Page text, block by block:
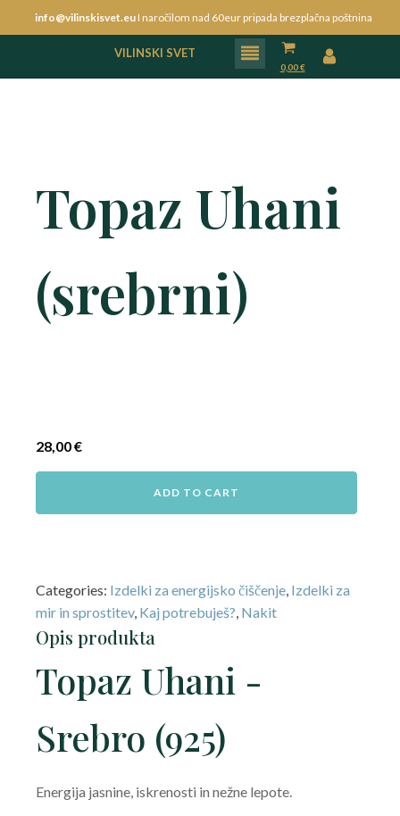
info@vilinskisvet.euI naročilom nad 60eur pripada brezplačna poštnina
VILINSKI SVET
0,00€
Topaz Uhani
(srebrni)
28,00€
ADD TO CART
Categories: Izdelki za energijsko čiščenje, Izdelki za
mir in sprostitev, Kaj potrebuješ?, Nakit
Opis produkta
Topaz Uhani -
Srebro (925)
Energija jasnine, iskrenosti in nežne lepote.